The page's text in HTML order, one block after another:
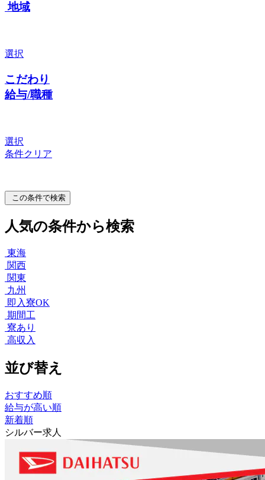
地域
選択
こだわり
給与/職種
選択
条件クリア
この条件で検索
人気の条件から検索
東海
関西
関東
九州
即入寮OK
期間工
寮あり
高収入
並び替え
おすすめ順
給与が高い順
新着順
シルバー求人